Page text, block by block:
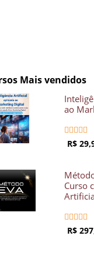
Mais vendidos
ao
    
R$
Curso
    
R$